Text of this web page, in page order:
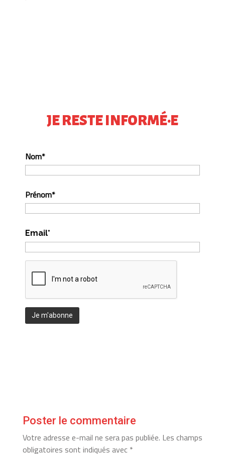
JE RESTE INFORMÉ·E
Nom*
Prénom*
Email*
Poster le commentaire
Votre adresse e-mail ne sera pas publiée. Les champs
obligatoires sont indiqués avec *